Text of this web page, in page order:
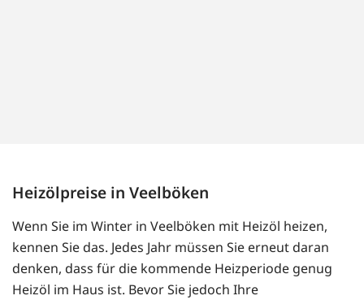
Heizölpreise in Veelböken
Wenn Sie im Winter in Veelböken mit Heizöl heizen,
kennen Sie das. Jedes Jahr müssen Sie erneut daran
denken, dass für die kommende Heizperiode genug
Heizöl im Haus ist. Bevor Sie jedoch Ihre